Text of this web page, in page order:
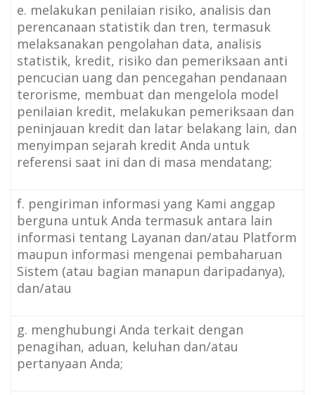
e. melakukan penilaian risiko, analisis dan
perencanaan statistik dan tren, termasuk
melaksanakan pengolahan data, analisis
statistik, kredit, risiko dan pemeriksaan anti
pencucian uang dan pencegahan pendanaan
terorisme, membuat dan mengelola model
penilaian kredit, melakukan pemeriksaan dan
peninjauan kredit dan latar belakang lain, dan
menyimpan sejarah kredit Anda untuk
referensi saat ini dan di masa mendatang;
f. pengiriman informasi yang Kami anggap
berguna untuk Anda termasuk antara lain
informasi tentang Layanan dan/atau Platform
maupun informasi mengenai pembaharuan
Sistem (atau bagian manapun daripadanya),
dan/atau
g. menghubungi Anda terkait dengan
penagihan, aduan, keluhan dan/atau
pertanyaan Anda;